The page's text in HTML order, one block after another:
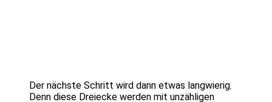
Der nächste Schritt wird dann etwas langwierig.
Denn diese Dreiecke werden mit unzähligen